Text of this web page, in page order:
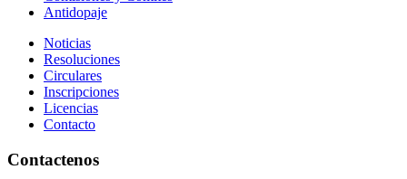
Antidopaje
Noticias
Resoluciones
Circulares
Inscripciones
Licencias
Contacto
Contactenos